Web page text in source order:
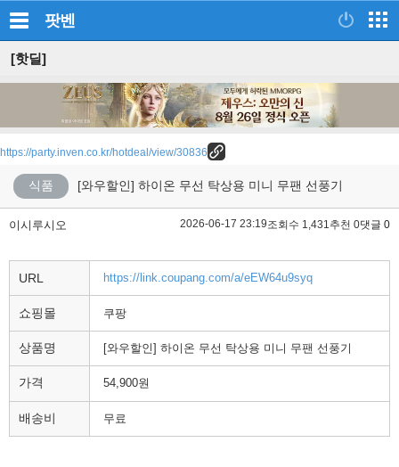
팟벤
[핫딜]
https://party.inven.co.kr/hotdeal/view/30836
식품 [와우할인] 하이온 무선 탁상용 미니 무팬 선풍기
이시루시오 2026-06-17 23:19조회수 1,431추천 0댓글 0
URL https://link.coupang.com/a/eEW64u9syq
쇼핑몰 쿠팡
상품명 [와우할인] 하이온 무선 탁상용 미니 무팬 선풍기
가격 54,900원
배송비 무료